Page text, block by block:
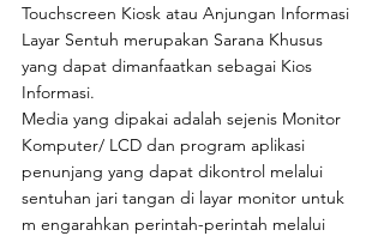
Touchscreen Kiosk atau Anjungan Informasi
Layar Sentuh merupakan Sarana Khusus
yang dapat dimanfaatkan sebagai Kios
Informasi.
Media yang dipakai adalah sejenis Monitor
Komputer/ LCD dan program aplikasi
penunjang yang dapat dikontrol melalui
sentuhan jari tangan di layar monitor untuk
m engarahkan perintah-perintah melalui